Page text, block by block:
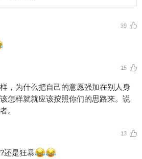
39
15
，为什么把自己的意愿强加在别人身
怎样就就应该按照你们的思路来。说
。
13
还是狂暴